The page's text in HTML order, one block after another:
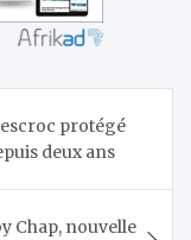
protégé
deux ans
Chap, nouvelle